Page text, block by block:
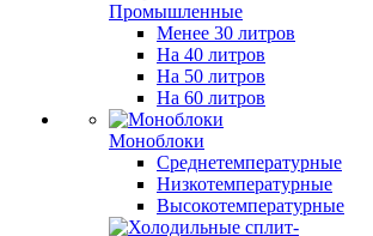
Промышленные
Менее 30 литров
На 40 литров
На 50 литров
На 60 литров
Моноблоки
Среднетемпературные
Низкотемпературные
Высокотемпературные